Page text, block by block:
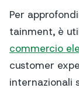
Per
tainment, è
commercio
customer
internazionali